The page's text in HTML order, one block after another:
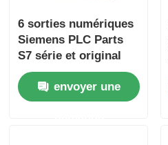
Contactez-nous
Demandez un devis
6 sorties numériques
Siemens PLC Parts
S7 série et original
pour la performance
envoyer une